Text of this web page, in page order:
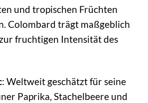
und tropischen Früchten
Colombard trägt maßgeblich
fruchtigen Intensität des
: Weltweit geschätzt für seine
Paprika, Stachelbeere und